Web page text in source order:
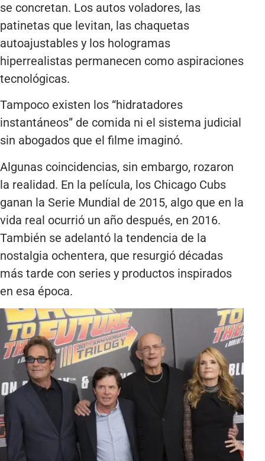
se concretan. Los autos voladores, las
patinetas que levitan, las chaquetas
autoajustables y los hologramas
hiperrealistas permanecen como aspiraciones
tecnológicas.
Tampoco existen los “hidratadores
instantáneos” de comida ni el sistema judicial
sin abogados que el filme imaginó.
Algunas coincidencias, sin embargo, rozaron
la realidad. En la película, los Chicago Cubs
ganan la Serie Mundial de 2015, algo que en la
vida real ocurrió un año después, en 2016.
También se adelantó la tendencia de la
nostalgia ochentera, que resurgió décadas
más tarde con series y productos inspirados
en esa época.